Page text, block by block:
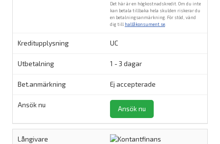
Det här är en högkostnadskredit. Om du inte
kan betala tillbaka hela skulden riskerar du
en betalningsanmärkning. För stöd, vänd
dig till hallåkonsument.se
UC
1 - 3 dagar
Ej accepterade
Ansök nu